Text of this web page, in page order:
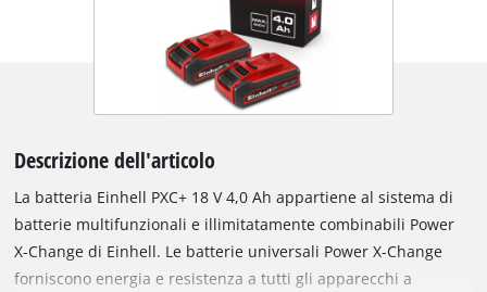
Descrizione dell'articolo
La batteria Einhell PXC+ 18 V 4,0 Ah appartiene al sistema di
batterie multifunzionali e illimitatamente combinabili Power
X-Change di Einhell. Le batterie universali Power X-Change
forniscono energia e resistenza a tutti gli apparecchi a